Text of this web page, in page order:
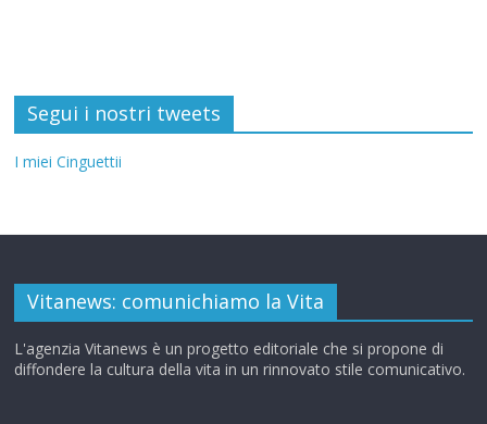
Segui i nostri tweets
I miei Cinguettii
Vitanews: comunichiamo la Vita
L'agenzia Vitanews è un progetto editoriale che si propone di
diffondere la cultura della vita in un rinnovato stile comunicativo.